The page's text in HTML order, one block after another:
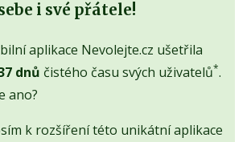
i své přátele!
aplikace Nevolejte.cz ušetřila
dnů čistého času svých uživatelů*.
ano?
k rozšíření této unikátní aplikace